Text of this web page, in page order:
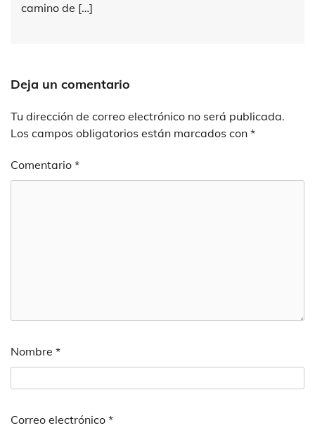
camino de […]
Deja un comentario
Tu dirección de correo electrónico no será publicada.
Los campos obligatorios están marcados con *
Comentario *
Nombre *
Correo electrónico *